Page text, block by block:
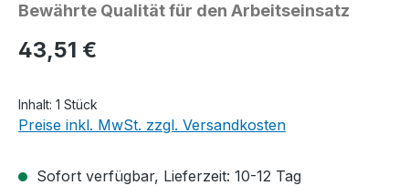
Bewährte Qualität für den Arbeitseinsatz
Regulärer Preis:
43,51 €
Inhalt: 1 Stück
Preise inkl. MwSt. zzgl. Versandkosten
Sofort verfügbar, Lieferzeit: 10-12 Tag